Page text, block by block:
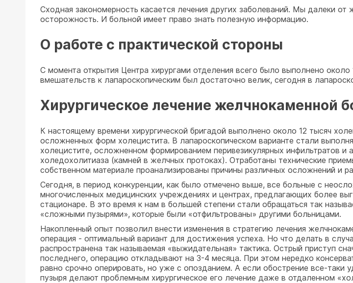
Сходная закономерность касается лечения других заболеваний. Мы далеки
осторожность. И больной имеет право знать полезную информацию.
О работе с практической стороны
С момента открытия Центра хирургами отделения всего было выполнено
вмешательств к лапароскопическим был достаточно велик, сегодня в
Хирургическое лечение желчнокаменной
К настоящему времени хирургической бригадой выполнено около 12 тысяч
осложненных форм холецистита. В лапароскопическом варианте стали
холецистите, осложненном формированием перивезикулярных инфильтратов
холедохолитиаза (камней в желчных протоках). Отработаны технические
собственном материале проанализированы причины различных осложнений и
Сегодня, в период конкуренции, как было отмечено выше, все больные с
многочисленных медицинских учреждениях и центрах, предлагающих более
стационаре. В это время к нам в большей степени стали обращаться так
«сложными пузырями», которые были «отфильтрованы» другими больницами.
Накопленный опыт позволил внести изменения в стратегию лечения
операция - оптимальный вариант для достижения успеха. Но что делать в
распространена так называемая «выжидательная» тактика. Острый приступ
последнего, операцию откладывают на 3-4 месяца. При этом нередко
равно срочно оперировать, но уже с опозданием. А если обострение все-таки
пузыря делают проблемным хирургическое его лечение даже в отдаленном